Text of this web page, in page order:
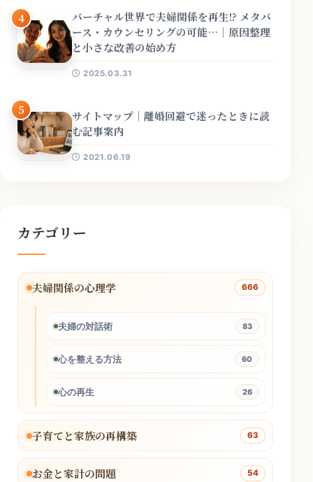
4
バーチャル世界で夫婦関係を再生!? メタバ
ース・カウンセリングの可能…｜原因整理
と小さな改善の始め方
2025.03.31
5
サイトマップ｜離婚回避で迷ったときに読
む記事案内
2021.06.19
カテゴリー
夫婦関係の心理学 666
夫婦の対話術 83
心を整える方法 60
心の再生 26
子育てと家族の再構築 63
お金と家計の問題 54